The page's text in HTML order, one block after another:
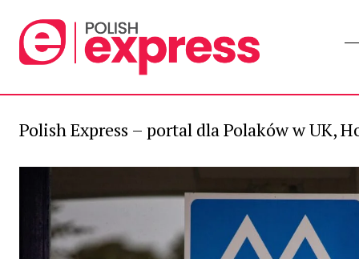
Polish Express – portal dla Polaków w UK,